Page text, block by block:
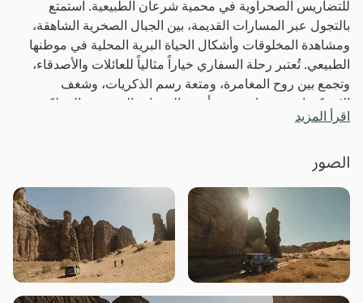
للتضاريس الصحراوية في محمية شرعان الطبيعية. استمتع
بالتجول عبر المسارات القديمة، بين الجبال الصخرية الشاهقة،
ومشاهدة المخلوقات وأشكال الحياة البرية المحلية في موطنها
الطبيعي. تُعتبر رحلة السفاري خياراً مثالياً للعائلات والأصدقاء،
وتجمع بين روح المغامرة، ومتعة رسم الذكريات، وشغف
الاستكشاف في واحدة من أشهر الوجهات البرية في المملكة
العربية السعودية.
اقرأ المزيد
الصور